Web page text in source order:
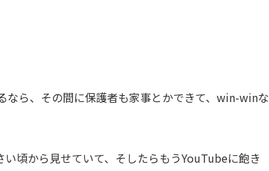
ら、その間に保護者も家事とかできて、win-winな
頃から見せていて、そしたらもうYouTubeに飽き